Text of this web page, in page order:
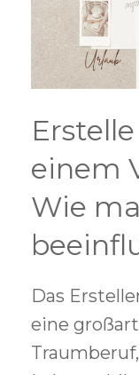
einem
Wie
Das
eine